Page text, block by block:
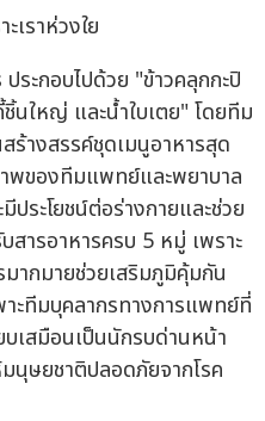
เราห่วงใย
ะกอบไปด้วย "ข้าวคลุกกะปิ
นใหญ่ และน้ำใบเตย" โดยทีม
ร้างสรรค์ชุดเมนูอาหารสุด
พของทีมแพทย์และพยาบาล
ประโยชน์ต่อร่างกายและช่วย
ารอาหารครบ 5 หมู่ เพราะ
ากมายช่วยเสริมภูมิคุ้มกัน
ะทีมบุคลากรทางการแพทย์ที่
เสมือนเป็นนักรบด่านหน้า
นุษยชาติปลอดภัยจากโรค